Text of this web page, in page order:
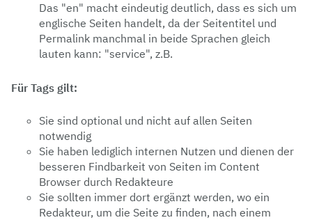
Das "en" macht eindeutig deutlich, dass es sich um
englische Seiten handelt, da der Seitentitel und
Permalink manchmal in beide Sprachen gleich
lauten kann: "service", z.B.
Für Tags gilt:
Sie sind optional und nicht auf allen Seiten
notwendig
Sie haben lediglich internen Nutzen und dienen der
besseren Findbarkeit von Seiten im Content
Browser durch Redakteure
Sie sollten immer dort ergänzt werden, wo ein
Redakteur, um die Seite zu finden, nach einem